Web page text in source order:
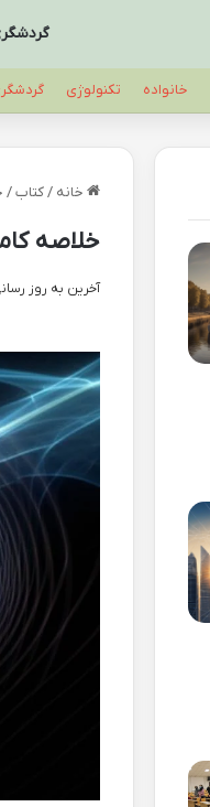
خانواده تکنولوژی
خانه /کتاب/
خلاصه
آخرین به روز رسانی: 31/